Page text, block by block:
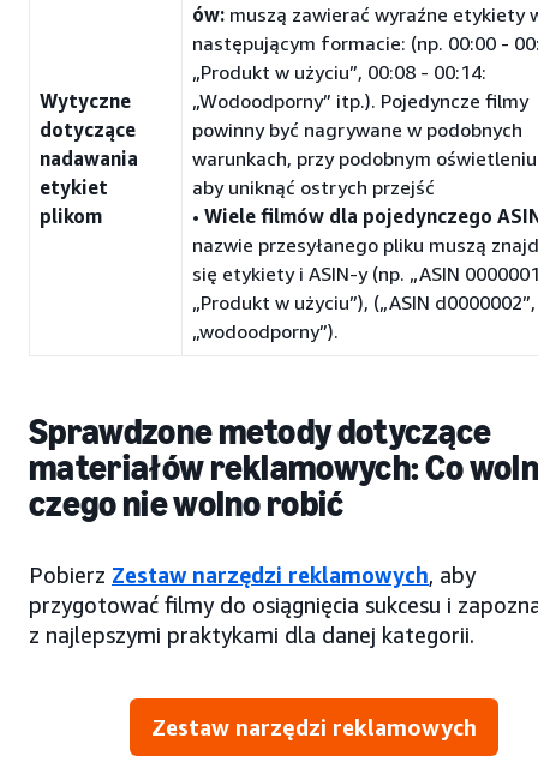
Wytyczne
dotyczące
nadawania
etykiet
plikom
ów: muszą zawierać wyraźne etykiety
następującym formacie: (np. 00:00 -
„Produkt w użyciu”, 00:08 - 00:14:
„Wodoodporny” itp.). Pojedyncze filmy
powinny być nagrywane w podobnych
warunkach, przy podobnym
aby uniknąć ostrych przejść
• Wiele filmów dla pojedynczego
nazwie przesyłanego pliku muszą
się etykiety i ASIN-y (np. „ASIN
„Produkt w użyciu”), („ASIN d0000002”,
„wodoodporny”).
Sprawdzone metody dotyczące
materiałów reklamowych: Co
czego nie wolno robić
Pobierz Zestaw narzędzi reklamowych, aby
przygotować filmy do osiągnięcia sukcesu i
z najlepszymi praktykami dla danej kategorii.
Zestaw narzędzi reklamowych